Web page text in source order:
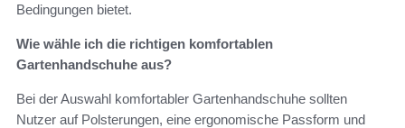
Bedingungen bietet.
Wie wähle ich die richtigen komfortablen
Gartenhandschuhe aus?
Bei der Auswahl komfortabler Gartenhandschuhe sollten
Nutzer auf Polsterungen, eine ergonomische Passform und